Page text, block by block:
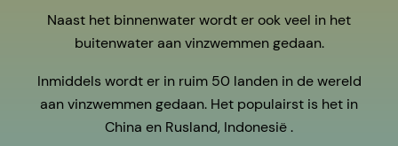
Naast het binnenwater wordt er ook veel in het
buitenwater aan vinzwemmen gedaan.
Inmiddels wordt er in ruim 50 landen in de wereld
aan vinzwemmen gedaan. Het populairst is het in
China en Rusland, Indonesië .